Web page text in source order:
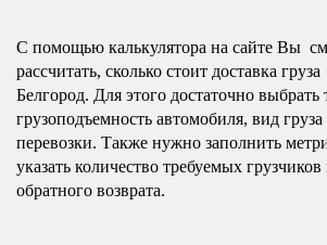
С помощью калькулятора на сайте Вы
рассчитать, сколько стоит доставка
Белгород. Для этого достаточно выбрать
грузоподъемность автомобиля, вид
перевозки. Также нужно заполнить
указать количество требуемых
обратного возврата.